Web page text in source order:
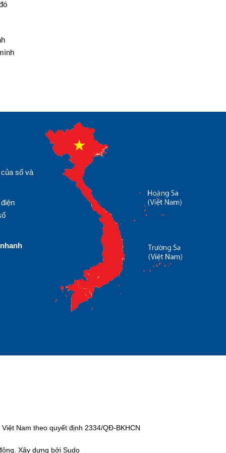
số và
nhanh
Nam theo quyết định 2334/QĐ-BKHCN
Xây dựng bởi Sudo